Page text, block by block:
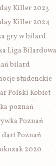
Killer 2023
Killer 2024
gry w bilard
Liga Bilardowa
bilard
studenckie
Polski Kobiet
poznań
Poznań
dart Poznań
2020